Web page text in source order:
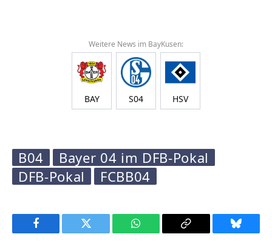
Weitere News im BayKusen:
BAY S04 HSV
B04
Bayer 04 im DFB-Pokal
DFB-Pokal
FCBB04
Facebook Twitter WhatsApp Copy
Bluesky